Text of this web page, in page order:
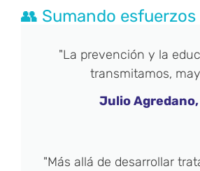
👥 Sumando
"La prevención y la
transmitamos,
Julio
"Más allá de desarrollar